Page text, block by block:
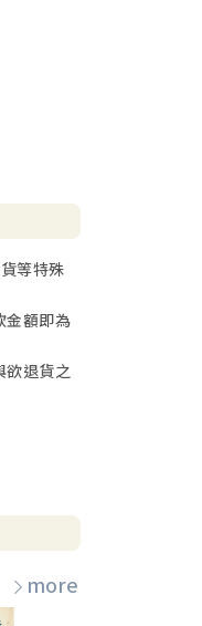
等特殊
金額即為
欲退貨之
more